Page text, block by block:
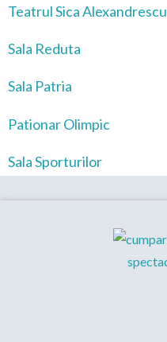
Teatrul Sica Alexandrescu
Sala Reduta
Sala Patria
Pationar Olimpic
Sala Sporturilor